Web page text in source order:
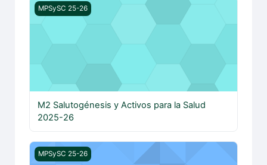
M2 Salutogénesis y Activos para la Salud 2025-26
MPSySC 25-26
M2 Salutogénesis y Activos para la Salud
2025-26
M3 Determinantes Sociales de la Salud 2025-26
MPSySC 25-26